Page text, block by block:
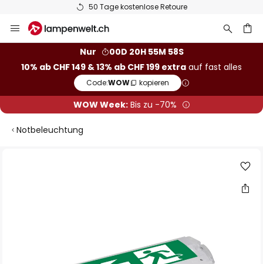
50 Tage kostenlose Retoure
Inhalt
Nur
00D 20H 55M 56S
10% ab CHF 149 & 13% ab CHF 199 extra auf fast alles
Code:WOW kopieren
WOW Week:Bis zu -70%
Notbeleuchtung